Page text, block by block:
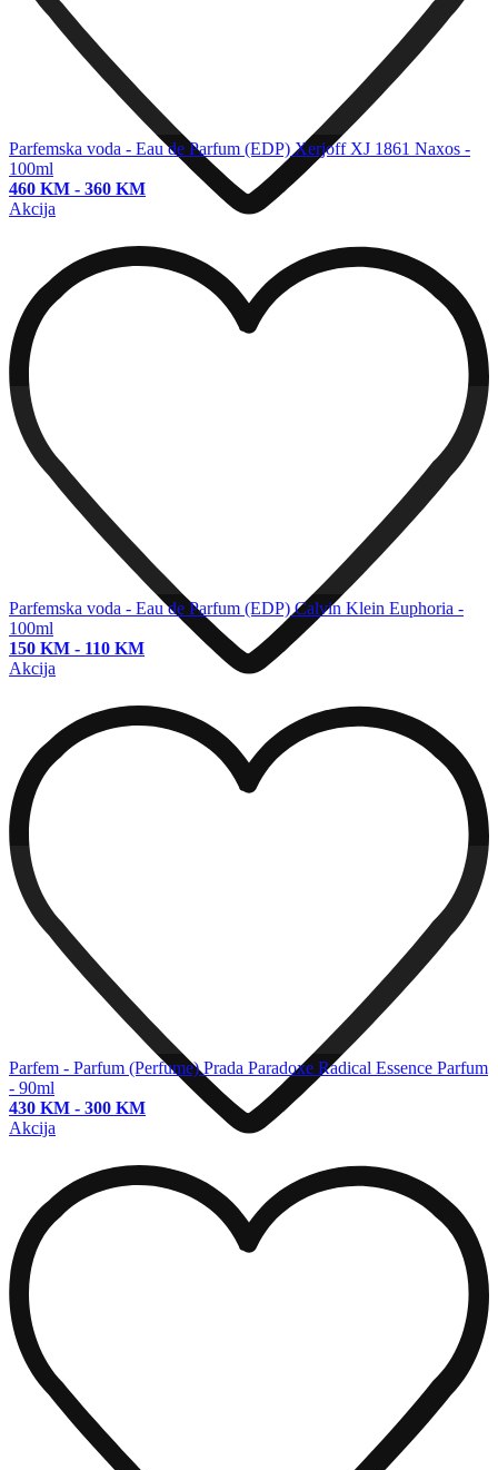
Parfemska voda - Eau de Parfum (EDP) Xerjoff XJ 1861 Naxos -
100ml
460 KM - 360 KM
Akcija
Parfemska voda - Eau de Parfum (EDP) Calvin Klein Euphoria -
100ml
150 KM - 110 KM
Akcija
Parfem - Parfum (Perfume) Prada Paradoxe Radical Essence Parfum
- 90ml
430 KM - 300 KM
Akcija